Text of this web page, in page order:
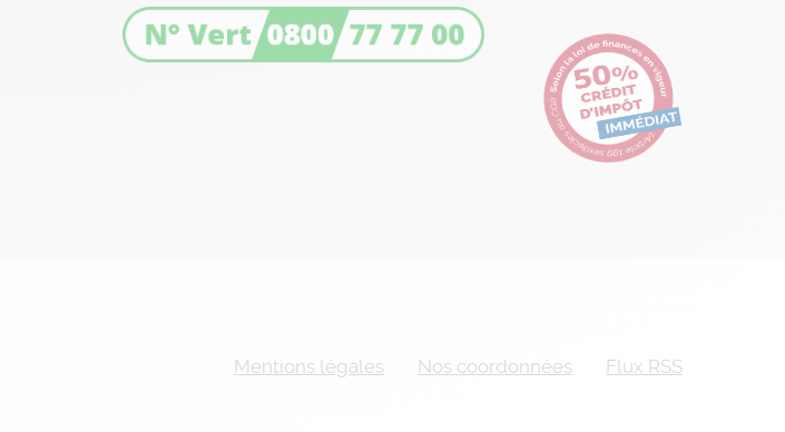
Mentions légales Nos coordonnées Flux RSS